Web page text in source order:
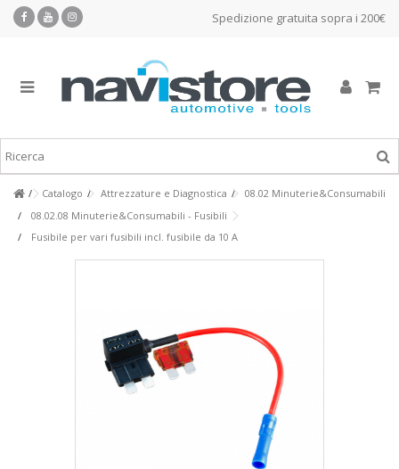
Spedizione gratuita sopra i 200€
Catalogo Attrezzature e Diagnostica
08.02 Minuterie&Consumabili
08.02.08 Minuterie&Consumabili - Fusibili
Fusibile per vari fusibili incl. fusibile da 10 A